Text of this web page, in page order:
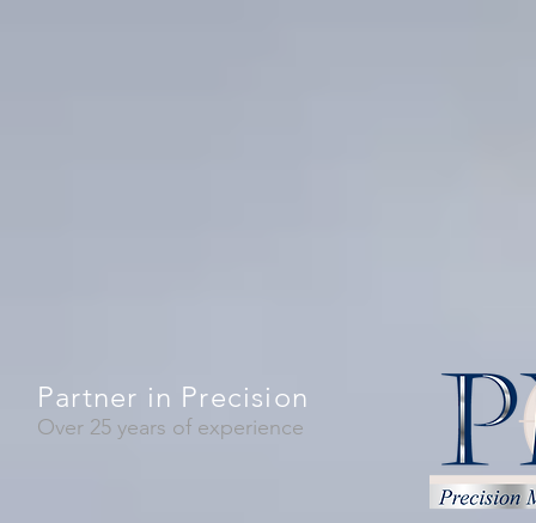
Partner in Precision
Over 25 years of experience